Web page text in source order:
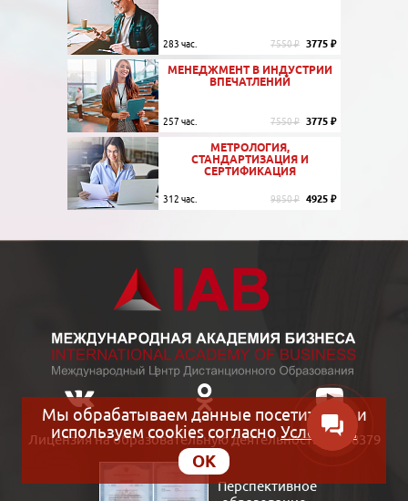
283 час. 7550 ₽ 3775 ₽
МЕНЕДЖМЕНТ В ИНДУСТРИИ
ВПЕЧАТЛЕНИЙ
257 час. 7550 ₽ 3775 ₽
МЕТРОЛОГИЯ,
СТАНДАРТИЗАЦИЯ И
СЕРТИФИКАЦИЯ
312 час. 9850 ₽ 4925 ₽
Лицензия на образовательную деятельность №038379
Перспективное
Мы обрабатываем данные посетителей и
используем cookies согласно Условиям
OK